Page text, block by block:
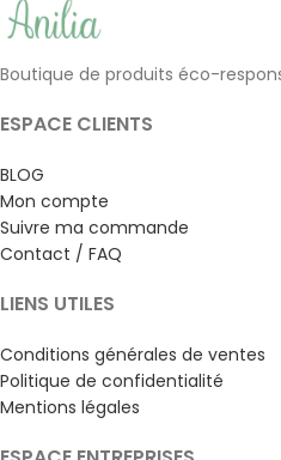
Boutique de produits éco-
ESPACE CLIENTS
BLOG
Mon compte
Suivre ma commande
Contact / FAQ
LIENS UTILES
Conditions générales de ventes
Politique de confidentialité
Mentions légales